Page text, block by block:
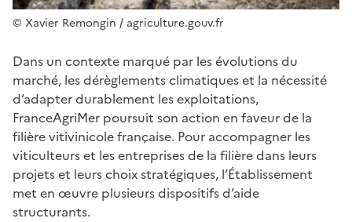
© Xavier Remongin / agriculture.gouv.fr
Dans un contexte marqué par les évolutions du
marché, les dérèglements climatiques et la nécessité
d’adapter durablement les exploitations,
FranceAgriMer poursuit son action en faveur de la
filière vitivinicole française. Pour accompagner les
viticulteurs et les entreprises de la filière dans leurs
projets et leurs choix stratégiques, l’Établissement
met en œuvre plusieurs dispositifs d’aide
structurants.